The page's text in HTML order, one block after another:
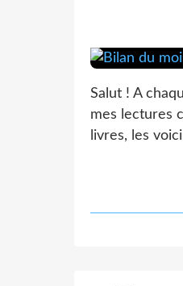
Salut ! A
mes lectures
livres, les